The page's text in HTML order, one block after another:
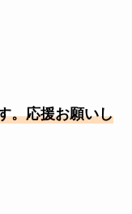
。応援お願いし